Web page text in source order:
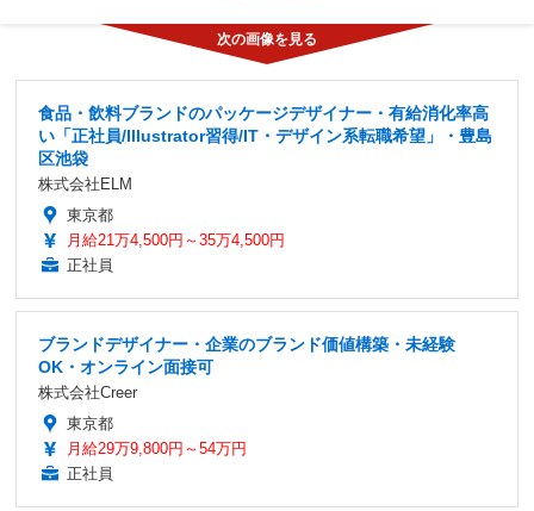
食品・飲料ブランドのパッケージデザイナー・有給消化率高
い「正社員/Illustrator習得/IT・デザイン系転職希望」・豊島
区池袋
株式会社ELM
東京都
月給21万4,500円～35万4,500円
正社員
ブランドデザイナー・企業のブランド価値構築・未経験
OK・オンライン面接可
株式会社Creer
東京都
月給29万9,800円～54万円
正社員